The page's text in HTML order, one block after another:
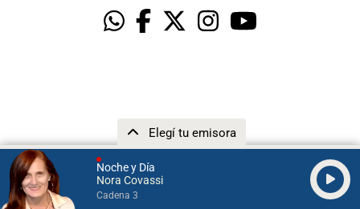
Noche y Día
Nora Covassi
Cadena 3
Elegí tu emisora